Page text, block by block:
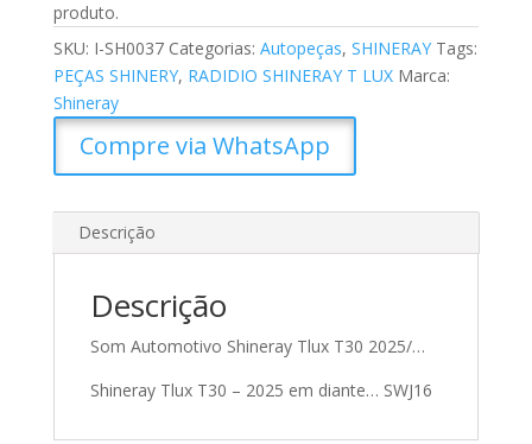
produto.
SKU: I-SH0037 Categorias: Autopeças, SHINERAY Tags:
PEÇAS SHINERY, RADIDIO SHINERAY T LUX Marca:
Shineray
Compre via WhatsApp
Descrição
Descrição
Som Automotivo Shineray Tlux T30 2025/…
Shineray Tlux T30 – 2025 em diante… SWJ16